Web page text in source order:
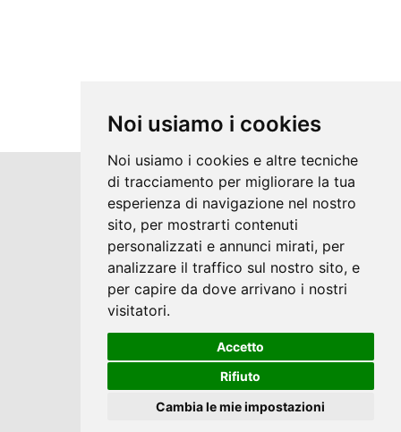
Noi usiamo i cookies
Noi usiamo i cookies e altre tecniche
di tracciamento per migliorare la tua
esperienza di navigazione nel nostro
sito, per mostrarti contenuti
personalizzati e annunci mirati, per
analizzare il traffico sul nostro sito, e
per capire da dove arrivano i nostri
visitatori.
Accetto
Rifiuto
Cambia le mie impostazioni
Copyrights © 2026 Impianti Anselmi di
Anselmi Pietro Tutti i diritti riservati.
Partita Iva: 02126260815 /
Privacy e Cookie Policy
Sito realizzato conClickoso